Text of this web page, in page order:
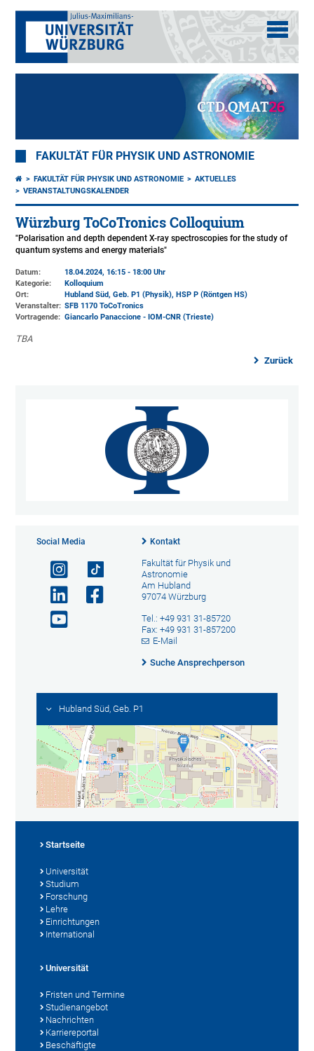
FAKULTÄT FÜR PHYSIK UND ASTRONOMIE
FAKULTÄT FÜR PHYSIK UND ASTRONOMIE
AKTUELLES
VERANSTALTUNGSKALENDER
Würzburg ToCoTronics Colloquium
"Polarisation and depth dependent X-ray spectroscopies for the study of
quantum systems and energy materials"
Datum:
18.04.2024, 16:15 - 18:00 Uhr
Kategorie:
Kolloquium
Ort:
Hubland Süd, Geb. P1 (Physik), HSP P (Röntgen HS)
Veranstalter: SFB 1170 ToCoTronics
Vortragende: Giancarlo Panaccione - IOM-CNR (Trieste)
TBA
Zurück
Social Media Kontakt
Fakultät für Physik und
Astronomie
Am Hubland
97074 Würzburg
Tel.: +49 931 31-85720
Fax: +49 931 31-857200
E-Mail
Suche Ansprechperson
Hubland Süd, Geb. P1
Startseite
Universität
Studium
Forschung
Lehre
Einrichtungen
International
Universität
Fristen und Termine
Studienangebot
Nachrichten
Karriereportal
Beschäftigte